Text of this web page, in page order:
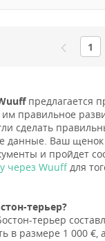
1
предлагается
правильное
сделать
данные. Ваш
и пройдет
через Wuuffдля
терьер?
терьер
в размере 1 000 €,